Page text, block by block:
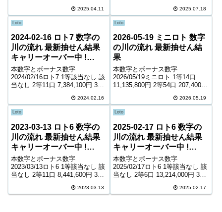
8,200円 5等88,530口 1,600円 6
等175,012口 1,000円 キ...
2025.04.11
口 1,300円 6等204,60...2025.07.18
Loto
2024-02-16 ロト7 数字の
川の流れ 最新抽せん結果
キャリーオーバー中 !
1,524,980,265円
本数字とボーナス数字
2024/02/16ロト7 1等該当なし 該
当なし 2等11口 7,384,100円 3等
11,500円 5等98,816口 1,600円 6
等180,288口 1,100...
2024.02.16
Loto
2026-05-19 ミニロト 数字
の川の流れ 最新抽せん結
果
本数字とボーナス数字
2026/05/19ミニロト 1等14口
11,135,800円 2等54口 207,400円
1,000円 ＊抽せんの結果は最終的
に発売元の発表のものと照合し
て下さ...
2026.05.19
Loto
2023-03-13 ロト6 数字の
川の流れ 最新抽せん結果
キャリーオーバー中 !
844,604,763円
本数字とボーナス数字
2023/03/13ロト6 1等該当なし 該
当なし 2等11口 8,441,600円 3等
10,400円 5等174,847口 1,000円
2023.03.13
Loto
2025-02-17 ロト6 数字の
川の流れ 最新抽せん結果
キャリーオーバー中 !
469,420,123円
本数字とボーナス数字
2025/02/17ロト6 1等該当なし 該
当なし 2等6口 13,214,000円 3等
5,700円 5等232,116口 1,000円
2025.02.17